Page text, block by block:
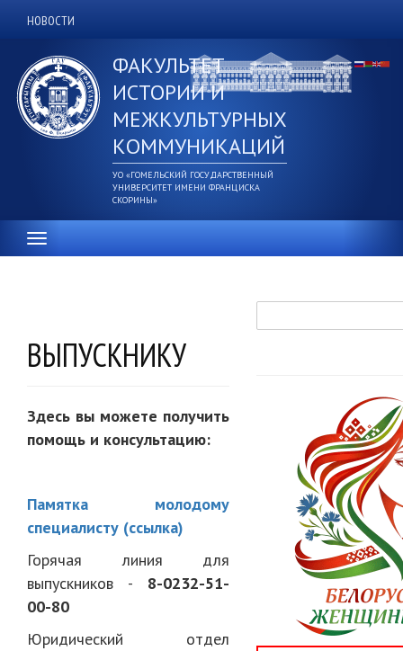
содержанию
Дополнительное
верхнее
меню
НОВОСТИ
ФАКУЛЬТЕТ
ИСТОРИИ И
МЕЖКУЛЬТУРНЫХ
КОММУНИКАЦИЙ
УО «ГОМЕЛЬСКИЙ ГОСУДАРСТВЕННЫЙ
УНИВЕРСИТЕТ ИМЕНИ ФРАНЦИСКА
СКОРИНЫ»
ВЫПУСКНИКУ
Здесь вы можете получить
помощь и консультацию:
Памятка молодому
специалисту (ссылка)
Горячая линия для
выпускников - 8-0232-51-
00-80
Юридический отдел